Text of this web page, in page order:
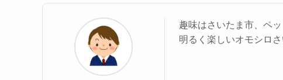
趣味はさいたま市、ペッ
明るく楽しいオモシロ